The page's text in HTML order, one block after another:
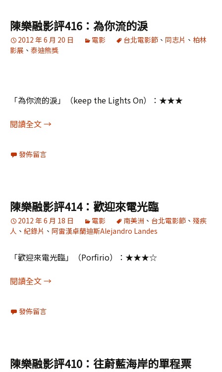
陳樂融影評416：為你流的淚
2012 年 6 月 20 日 電影 台北電影節 、 同志片 、 柏林
影展 、 泰迪熊獎
「為你流的淚」（keep the Lights On）：★★★
閱讀全文陳樂融影評416：為你流的淚
→
發佈留言
陳樂融影評414：歡迎來電光臨
2012 年 6 月 18 日 電影 南美洲 、 台北電影節 、 殘疾
人 、 紀錄片 、 阿雷漢卓蘭迪斯Alejandro Landes
「歡迎來電光臨」（Porfirio）：★★★☆
閱讀全文陳樂融影評414：歡迎來電光臨
→
發佈留言
陳樂融影評410：往蔚藍海岸的單程票